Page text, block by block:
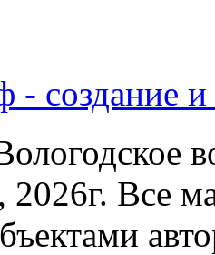
- создание и
Все